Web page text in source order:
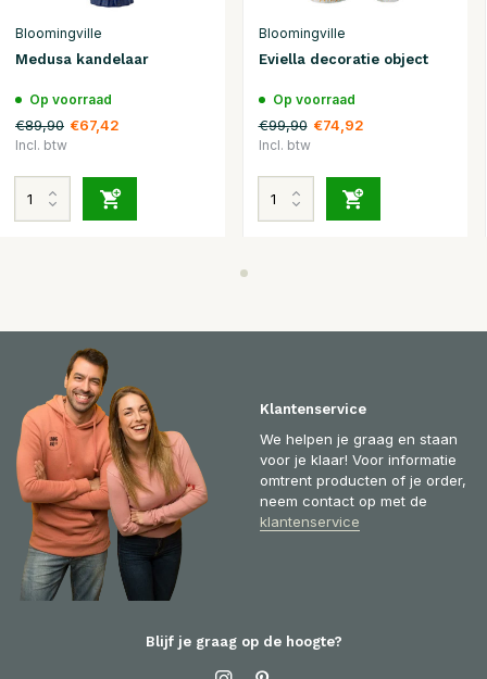
Bloomingville
Medusa kandelaar
Op voorraad
€89,90 €67,42
Incl. btw
Bloomingville
Eviella decoratie object
Op voorraad
€99,90 €74,92
Incl. btw
Klantenservice
We helpen je graag en staan
voor je klaar! Voor informatie
omtrent producten of je order,
neem contact op met de
klantenservice
Blijf je graag op de hoogte?